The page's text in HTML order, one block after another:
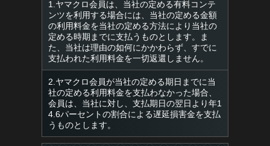
1.ヤマクロ会員は、当社の定める有料コンテ
ンツを利用する場合には、当社の定める金額
の利用料金を当社の定める方法により当社の
定める時期までに支払うものとします。ま
た、当社は理由の如何にかかわらず、すでに
支払われた利用料金を一切返還しません。
2.ヤマクロ会員が当社の定める期日までに当
社の定める利用料金を支払わなかった場合、
会員は、当社に対し、支払期日の翌日より年1
4.6パーセントの割合による遅延損害金を支払
うものとします。